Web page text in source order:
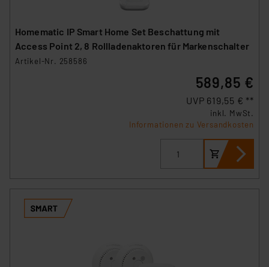
Homematic IP Smart Home Set Beschattung mit
Access Point 2, 8 Rollladenaktoren für Markenschalter
Artikel-Nr. 258586
589,85 €
UVP 619,55 € **
inkl. MwSt.
Informationen zu Versandkosten